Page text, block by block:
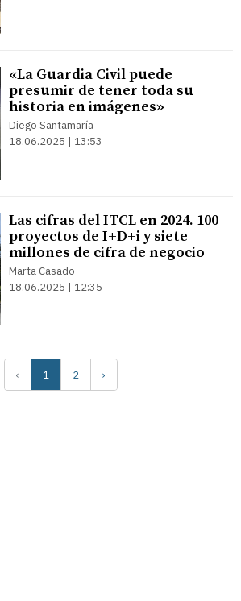
«La Guardia Civil puede
presumir de tener toda su
historia en imágenes»
Diego Santamaría
18.06.2025 | 13:53
Las cifras del ITCL en 2024. 100
proyectos de I+D+i y siete
millones de cifra de negocio
Marta Casado
18.06.2025 | 12:35
‹ 1 2 ›